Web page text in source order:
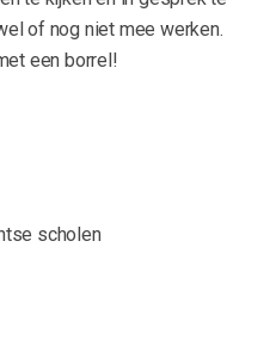
of nog niet mee werken.
een borrel!
scholen